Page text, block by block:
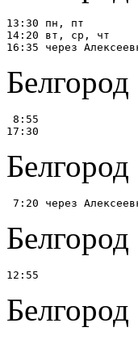
13:30 пн, пт
14:20 вт, ср, чт
8:55